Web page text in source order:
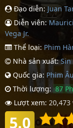
Đạo diễn: Juan
Diễn viên:
Vega Jr.
Thể loại: Phim
Nhà sản xuất: Sin
Quốc gia: Phim
Thời lượng: 87
Lượt xem: 20,473
5.0